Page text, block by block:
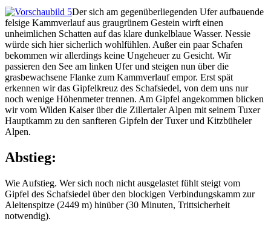
Der sich am gegenüberliegenden Ufer aufbauende
felsige Kammverlauf aus graugrünem Gestein wirft einen
unheimlichen Schatten auf das klare dunkelblaue Wasser. Nessie
würde sich hier sicherlich wohlfühlen. Außer ein paar Schafen
bekommen wir allerdings keine Ungeheuer zu Gesicht. Wir
passieren den See am linken Ufer und steigen nun über die
grasbewachsene Flanke zum Kammverlauf empor. Erst spät
erkennen wir das Gipfelkreuz des Schafsiedel, von dem uns nur
noch wenige Höhenmeter trennen. Am Gipfel angekommen blicken
wir vom Wilden Kaiser über die Zillertaler Alpen mit seinem Tuxer
Hauptkamm zu den sanfteren Gipfeln der Tuxer und Kitzbüheler
Alpen.
Abstieg:
Wie Aufstieg. Wer sich noch nicht ausgelastet fühlt steigt vom
Gipfel des Schafsiedel über den blockigen Verbindungskamm zur
Aleitenspitze (2449 m) hinüber (30 Minuten, Trittsicherheit
notwendig).